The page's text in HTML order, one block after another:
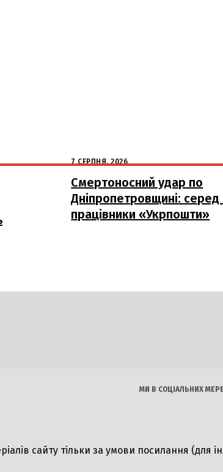
7 СЕРПНЯ, 2026
Смертоносний удар по
Дніпропетровщині: серед
працівники «Укрпошти»
МИ В СОЦІАЛЬНИХ
сайту тільки за умови посилання